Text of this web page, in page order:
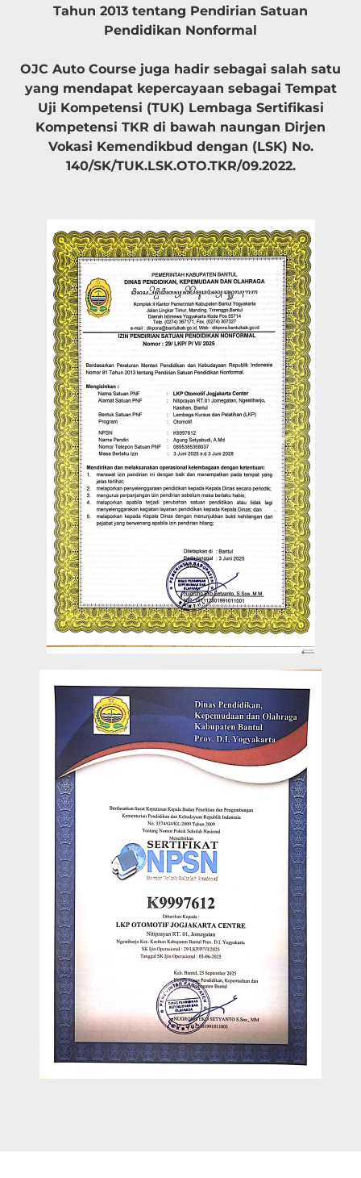
Tahun 2013 tentang Pendirian Satuan
Pendidikan Nonformal
OJC Auto Course juga hadir sebagai salah satu
yang mendapat kepercayaan sebagai Tempat
Uji Kompetensi (TUK) Lembaga Sertifikasi
Kompetensi TKR di bawah naungan Dirjen
Vokasi Kemendikbud dengan (LSK) No.
140/SK/TUK.LSK.OTO.TKR/09.2022.